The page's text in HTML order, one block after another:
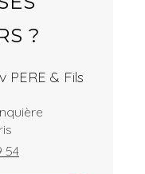
?
PERE & Fils
54